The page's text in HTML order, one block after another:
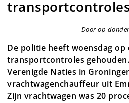
Door op
De politie heeft woensdag op
transportcontroles
Verenigde Naties in
vrachtwagenchauffeur uit
Zijn vrachtwagen was 20